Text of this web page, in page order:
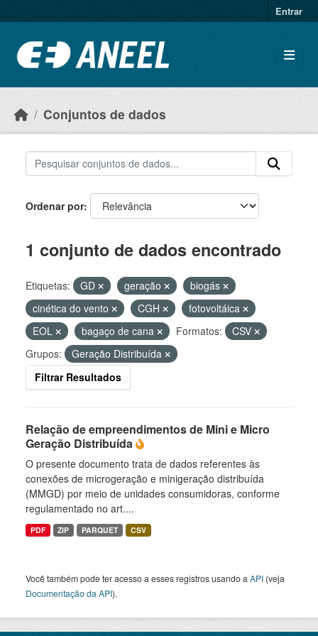
Entrar
Conjuntos de dados
Ordenar por
1 conjunto de dados encontrado
Etiquetas: GD geração
biogás
cinética do vento
CGH
fotovoltáica
EOL
bagaço de cana Formatos:
CSV
Grupos:
Geração Distribuída
Filtrar Resultados
Relação de empreendimentos de Mini e Micro
Geração Distribuída
O presente documento trata de dados referentes às
conexões de microgeração e minigeração distribuída
(MMGD) por meio de unidades consumidoras, conforme
regulamentado no art....
PDF ZIP PARQUET CSV
Você também pode ter acesso a esses registros usando a API (veja
Documentação da API).